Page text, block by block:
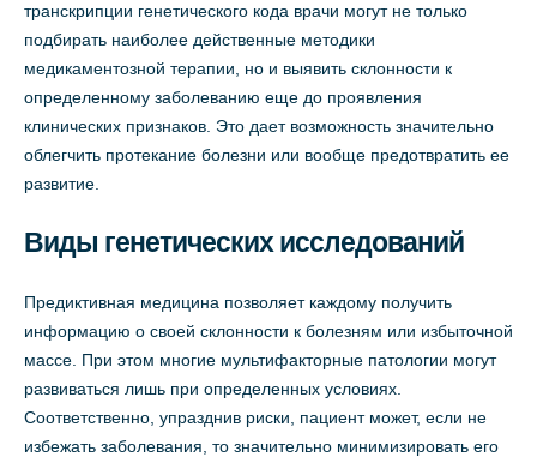
транскрипции генетического кода врачи могут не только
подбирать наиболее действенные методики
медикаментозной терапии, но и выявить склонности к
определенному заболеванию еще до проявления
клинических признаков. Это дает возможность значительно
облегчить протекание болезни или вообще предотвратить ее
развитие.
Виды генетических исследований
Предиктивная медицина позволяет каждому получить
информацию о своей склонности к болезням или избыточной
массе. При этом многие мультифакторные патологии могут
развиваться лишь при определенных условиях.
Соответственно, упразднив риски, пациент может, если не
избежать заболевания, то значительно минимизировать его